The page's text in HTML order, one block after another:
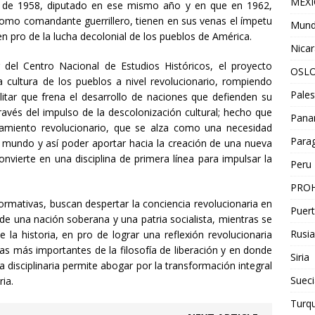
1958, diputado en ese mismo año y en que en 1962,
comandante guerrillero, tienen en sus venas el ímpetu
pro de la lucha decolonial de los pueblos de América.
Centro Nacional de Estudios Históricos, el proyecto
de los pueblos a nivel revolucionario, rompiendo
que frena el desarrollo de naciones que defienden su
del impulso de la descolonización cultural; hecho que
revolucionario, que se alza como una necesidad
y así poder aportar hacia la creación de una nueva
en una disciplina de primera línea para impulsar la
buscan despertar la conciencia revolucionaria en
una nación soberana y una patria socialista, mientras se
la historia, en pro de lograr una reflexión revolucionaria
más importantes de la filosofía de liberación y en donde
disciplinaria permite abogar por la transformación integral
Peru
Rusia
Siria